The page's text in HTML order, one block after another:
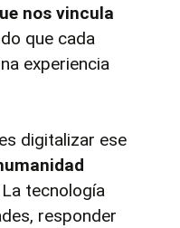
nos vincula
que cada
experiencia
digitalizar ese
La tecnología
responder